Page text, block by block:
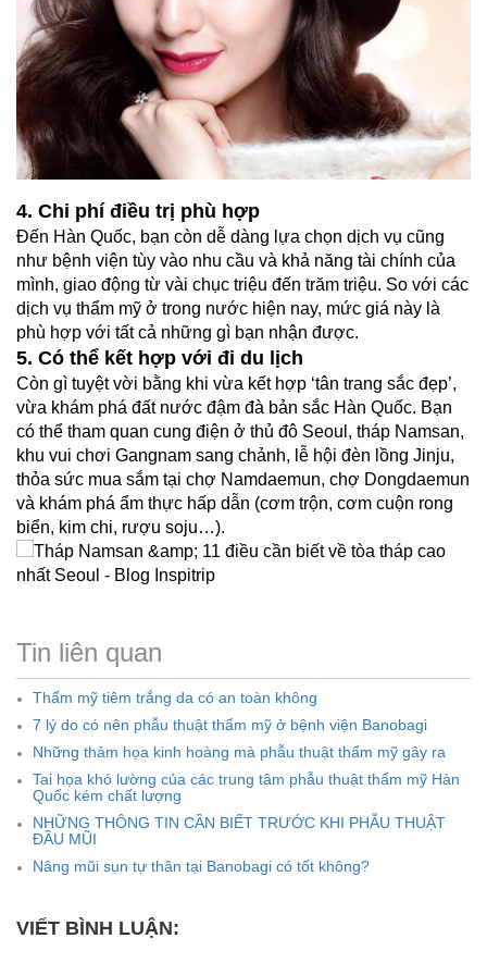
4. Chi phí điều trị phù hợp
Đến Hàn Quốc, bạn còn dễ dàng lựa chọn dịch vụ cũng
như bệnh viện tùy vào nhu cầu và khả năng tài chính của
mình, giao động từ vài chục triệu đến trăm triệu. So với các
dịch vụ thẩm mỹ ở trong nước hiện nay, mức giá này là
phù hợp với tất cả những gì bạn nhận được.
5. Có thể kết hợp với đi du lịch
Còn gì tuyệt vời bằng khi vừa kết hợp ‘tân trang sắc đẹp’,
vừa khám phá đất nước đậm đà bản sắc Hàn Quốc. Bạn
có thể tham quan cung điện ở thủ đô Seoul, tháp Namsan,
khu vui chơi Gangnam sang chảnh, lễ hội đèn lồng Jinju,
thỏa sức mua sắm tại chợ Namdaemun, chợ Dongdaemun
và khám phá ẩm thực hấp dẫn (cơm trộn, cơm cuộn rong
biển, kim chi, rượu soju…).
Tin liên quan
Thẩm mỹ tiêm trắng da có an toàn không
7 lý do có nên phẫu thuật thẩm mỹ ở bệnh viện Banobagi
Những thảm họa kinh hoàng mà phẫu thuật thẩm mỹ gây ra
Tai họa khó lường của các trung tâm phẫu thuật thẩm mỹ Hàn
Quốc kém chất lượng
NHỮNG THÔNG TIN CẦN BIẾT TRƯỚC KHI PHẪU THUẬT
ĐẦU MŨI
Nâng mũi sụn tự thân tại Banobagi có tốt không?
VIẾT BÌNH LUẬN: